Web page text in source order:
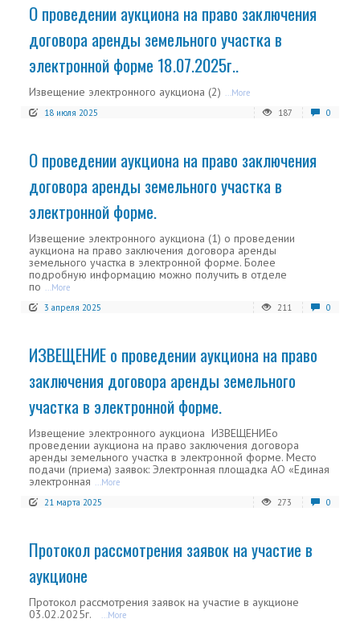
О проведении аукциона на право заключения
договора аренды земельного участка в
электронной форме 18.07.2025г..
Извещение электронного аукциона (2) ...More
18 июля 2025
187 0
О проведении аукциона на право заключения
договора аренды земельного участка в
электронной форме.
Извещение электронного аукциона (1) о проведении
аукциона на право заключения договора аренды
земельного участка в электронной форме. Более
подробную информацию можно получить в отделе
по ...More
3 апреля 2025
211 0
ИЗВЕЩЕНИЕ о проведении аукциона на право
заключения договора аренды земельного
участка в электронной форме.
Извещение электронного аукциона ИЗВЕЩЕНИЕо
проведении аукциона на право заключения договора
аренды земельного участка в электронной форме. Место
подачи (приема) заявок: Электронная площадка АО «Единая
электронная ...More
21 марта 2025
273 0
Протокол рассмотрения заявок на участие в
аукционе
Протокол рассмотрения заявок на участие в аукционе
03.02.2025г.
...More